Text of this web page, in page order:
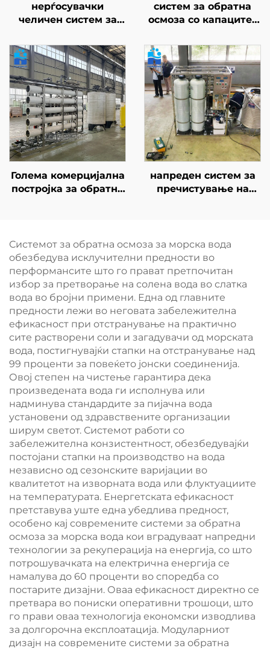
нерѓосувачки
челичен систем за
капацитет 3000 л/ч,
антикорозивен,
машина за обратна
осмоза за проекти за
директно пијанje на
вода
систем за обратна
осмоза со капацитет
вода со RO-
мембрана, постројка
за третман на вода за
дезолација на морска
вода
Голема комерцијална
постројка за обратна
пијачна вода за
медицински
институции, болници
и клиники
напреден систем за
пречистување на
индустријална
филтрација на
подземна и река
вода, со сертификати
CE и ISO
Системот за обратна осмоза за морска вода
обезбедува исклучителни предности во
перформансите што го прават претпочитан
избор за претворање на солена вода во слатка
вода во бројни примени. Една од главните
предности лежи во неговата забележителна
ефикасност при отстранување на практично
сите растворени соли и загадувачи од морската
вода, постигнувајќи стапки на отстранување над
99 проценти за повеќето јонски соединенија.
Овој степен на чистење гарантира дека
произведената вода ги исполнува или
надминува стандардите за пијачна вода
установени од здравствените организации
ширум светот. Системот работи со
забележителна конзистентност, обезбедувајќи
постојани стапки на производство на вода
независно од сезонските варијации во
квалитетот на изворната вода или флуктуациите
на температурата. Енергетската ефикасност
претставува уште една убедлива предност,
особено кај современите системи за обратна
осмоза за морска вода кои вградуваат напредни
технологии за рекуперација на енергија, со што
потрошувачката на електрична енергија се
намалува до 60 проценти во споредба со
постарите дизајни. Оваа ефикасност директно се
претвара во пониски оперативни трошоци, што
го прави оваа технологија економски изводлива
за долгорочна експлоатација. Модуларниот
дизајн на современите системи за обратна